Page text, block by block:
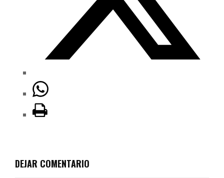
DEJAR COMENTARIO